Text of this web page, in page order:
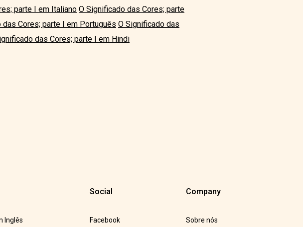
parte I em Italiano O Significado das Cores; parte
das Cores; parte I em Português O Significado das
das Cores; parte I em Hindi
Inglês
Social
Facebook
Company
Sobre nós